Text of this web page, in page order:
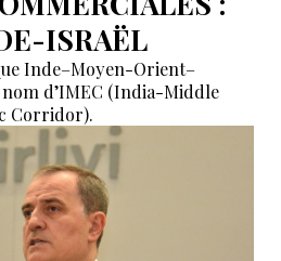
ISRAËL
Inde–Moyen-Orient–
d’IMEC (India-Middle
Corridor).